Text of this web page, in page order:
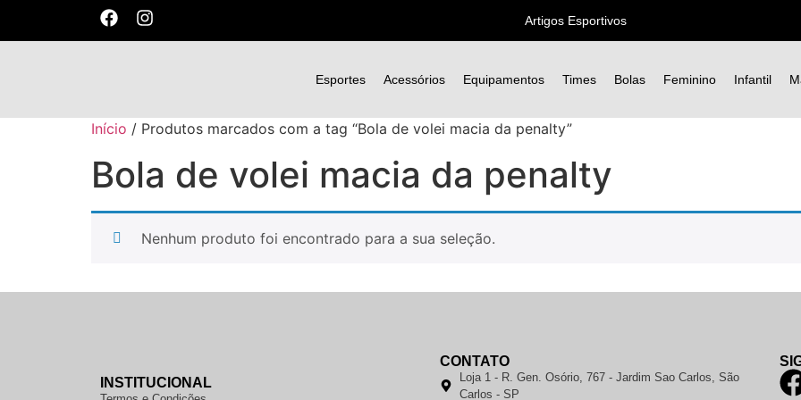
Artigos Esportivos
Esportes Acessórios Equipamentos Times Bolas Feminino Infantil
Início / Produtos marcados com a tag “Bola de volei macia da penalty”
Bola de volei macia da penalty
Nenhum produto foi encontrado para a sua seleção.
INSTITUCIONAL
CONTATO
Loja 1 - R. Gen. Osório, 767 - Jardim Sao Carlos, São
Carlos - SP